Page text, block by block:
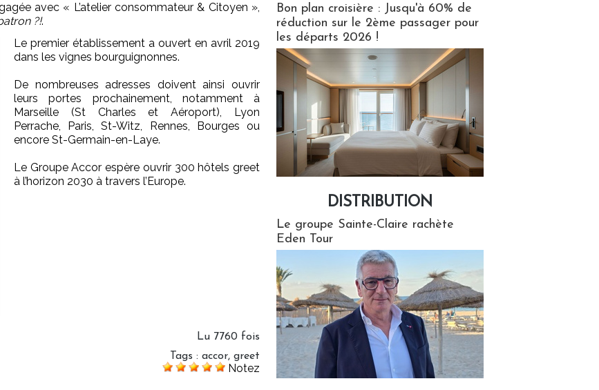
avec « L’atelier consommateur & Citoyen »,
?!.
Le premier établissement a ouvert en avril 2019
dans les vignes bourguignonnes.
De nombreuses adresses doivent ainsi ouvrir
leurs portes prochainement, notamment à
Marseille (St Charles et Aéroport), Lyon
Perrache, Paris, St-Witz, Rennes, Bourges ou
encore St-Germain-en-Laye.
Le Groupe Accor espère ouvrir 300 hôtels greet
à l’horizon 2030 à travers l’Europe.
Lu 7760 fois
Tags : accor, greet
Notez
Bon plan croisière : Jusqu'à 60% de
réduction sur le 2ème passager pour
les départs 2026 !
DISTRIBUTION
Le groupe Sainte-Claire rachète
Eden Tour